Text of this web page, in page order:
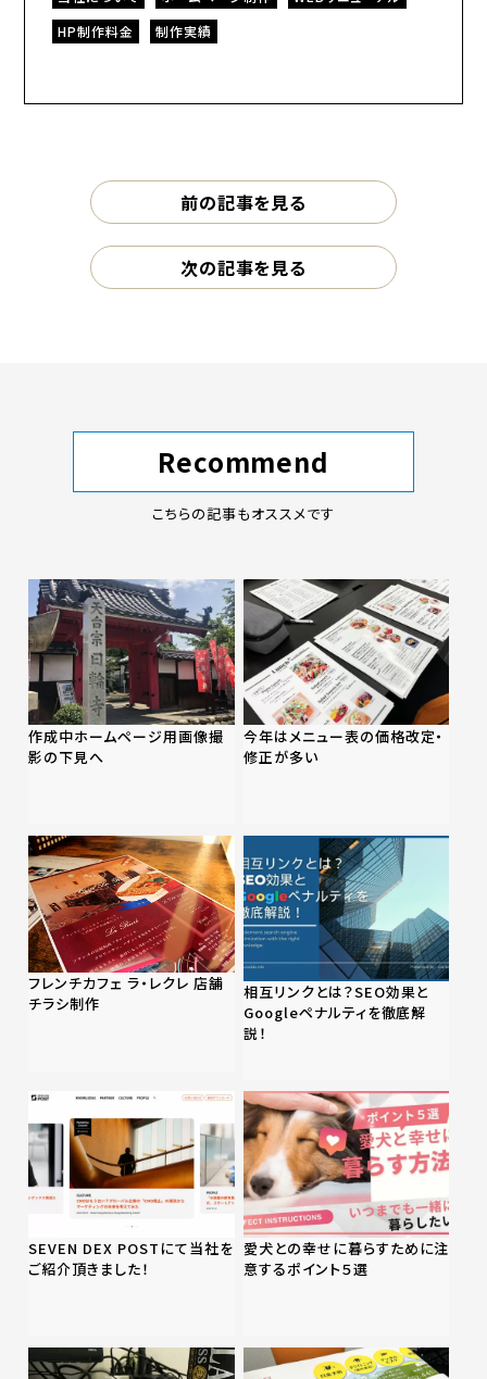
HP制作料金
制作実績
前の記事を見る
次の記事を見る
Recommend
こちらの記事もオススメです
作成中ホームページ用画像撮
影の下見へ
今年はメニュー表の価格改定・
修正が多い
フレンチカフェ ラ・レクレ 店舗
チラシ制作
相互リンクとは？SEO効果と
Googleペナルティを徹底解
説！
SEVEN DEX POSTにて当社を
ご紹介頂きました！
愛犬との幸せに暮らすために注
意するポイント５選